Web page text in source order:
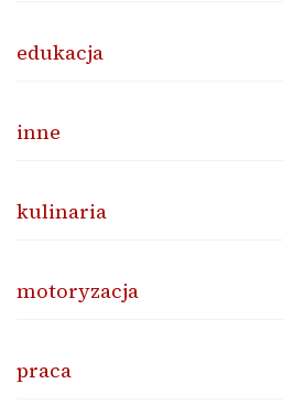
edukacja
inne
kulinaria
motoryzacja
praca